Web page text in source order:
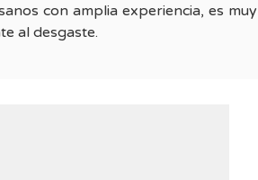
con amplia experiencia, es muy
al desgaste.